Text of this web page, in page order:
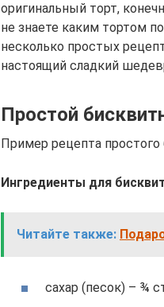
оригинальный торт,
не знаете каким тортом
несколько простых
настоящий сладкий
Простой
Пример рецепта простого
Ингредиенты для
Читайте также:
сахар (песок) – ¾